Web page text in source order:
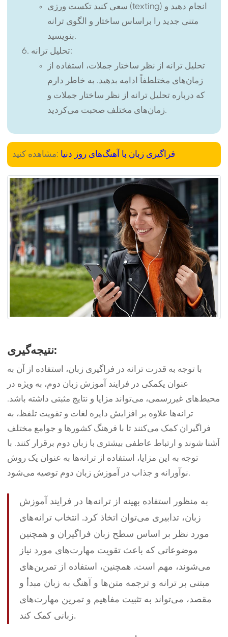
سعی کنید تکست ورزی (texting) انجام دهید و
متنی جدید را براساس ساختار و الگوی ترانه
بنویسید.
تحلیل ترانه:
تحلیل ترانه از نظر ساختار جملات، استفاده از
زمان‌های مختلطفاً ادامه بدهید. به خاطر دارم
که درباره تحلیل ترانه از نظر ساختار جملات و
زمان‌های مختلف صحبت می‌کردید.
مشاهده کنید: فراگیری زبان با آهنگ‌های روز دنیا
نتیجه‌گیری:
با توجه به قدرت ترانه در فراگیری زبان، استفاده از آن به
عنوان یکمکی در فرایند آموزش زبان دوم، به ویژه در
محیط‌های غیررسمی، می‌تواند مزایا و نتایج مثبتی داشته باشد.
ترانه‌ها علاوه بر افزایش دایره لغات و تقویت تلفظ، به
فراگیران کمک می‌کنند تا با فرهنگ کشورها و جوامع مختلف
آشنا شوند و ارتباط عاطفی بیشتری با زبان دوم برقرار کنند. با
توجه به این مزایا، استفاده از ترانه‌ها به عنوان یک روش
نوآورانه و جذاب در آموزش زبان دوم توصیه می‌شود.
به منظور استفاده بهینه از ترانه‌ها در فرایند آموزش
زبان، تدابیری می‌توان اتخاذ کرد. انتخاب ترانه‌های
مورد نظر بر اساس سطح زبان فراگیران و همچنین
موضوعاتی که باعث تقویت مهارت‌های مورد نیاز
می‌شوند، مهم است. همچنین، استفاده از تمرین‌های
مبتنی بر ترانه و ترجمه متن‌ها و آهنگ به زبان مبدأ و
مقصد، می‌تواند به تثبیت مفاهیم و تمرین مهارت‌های
زبانی کمک کند.